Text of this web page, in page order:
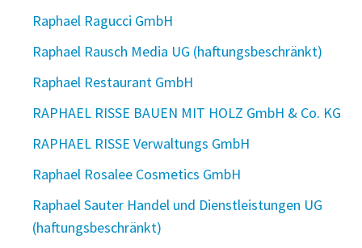
Raphael Ragucci GmbH
Raphael Rausch Media UG (haftungsbeschränkt)
Raphael Restaurant GmbH
RAPHAEL RISSE BAUEN MIT HOLZ GmbH & Co. KG
RAPHAEL RISSE Verwaltungs GmbH
Raphael Rosalee Cosmetics GmbH
Raphael Sauter Handel und Dienstleistungen UG
(haftungsbeschränkt)